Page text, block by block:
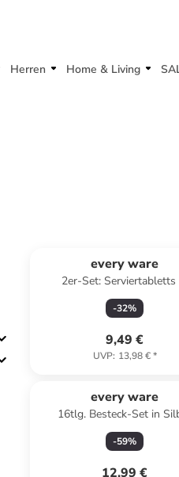
Herren Home & Living
every ware
2er-Set: Serviertabletts
Transparent/ Gold - (L)34 x
cm
-32%
9,49 €
UVP: 13,98 €*
every ware
16tlg. Besteck-Set in
-59%
12,99 €